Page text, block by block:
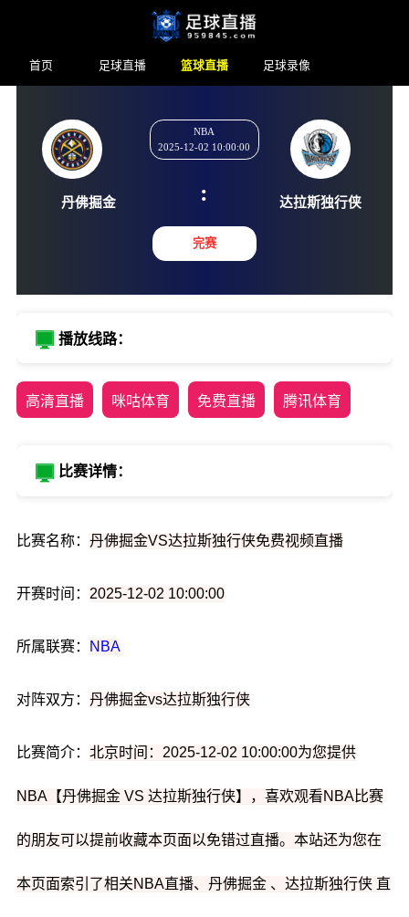
首页 足球直播 篮球直播 足球录像
NBA
2025-12-02 10:00:00
:
完赛
播放线路：
高清直播 咪咕体育 免费直播 腾讯体育
比赛详情：
比赛名称： 丹佛掘金VS达拉斯独行侠免费视频直播
开赛时间： 2025-12-02 10:00:00
所属联赛： NBA
对阵双方： 丹佛掘金vs达拉斯独行侠
比赛简介： 北京时间：2025-12-02 10:00:00为您提供
NBA【丹佛掘金 VS 达拉斯独行侠】，喜欢观看NBA比赛
的朋友可以提前收藏本页面以免错过直播。本站还为您在
本页面索引了相关NBA直播、丹佛掘金 、达拉斯独行侠 直